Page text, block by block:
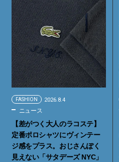
FASHION 2026.8.4
ニュース
【差がつく大人のラコステ】
定番ポロシャツにヴィンテー
ジ感をプラス。おじさんぽく
見えない「サタデーズ NYC」